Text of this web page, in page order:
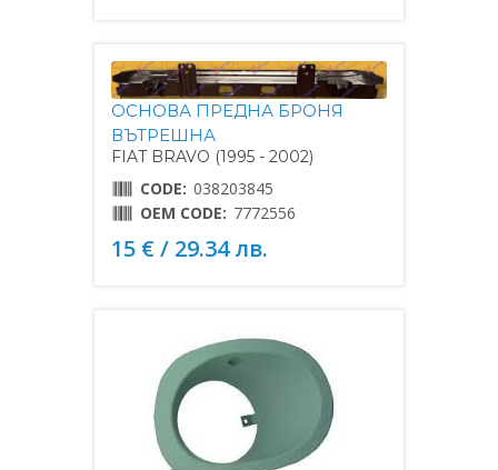
ОСНОВА ПРЕДНА БРОНЯ
ВЪТРЕШНА
FIAT BRAVO (1995 - 2002)
CODE: 038203845
OEM CODE: 7772556
15 € / 29.34 лв.